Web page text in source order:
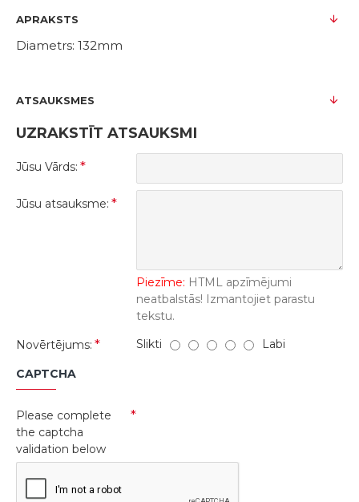
APRAKSTS
Diametrs: 132mm
ATSAUKSMES
UZRAKSTĪT ATSAUKSMI
Jūsu Vārds:
Jūsu atsauksme:
Piezīme: HTML apzīmējumi
neatbalstās! Izmantojiet parastu
tekstu.
Novērtējums:
Slikti Labi
CAPTCHA
Please complete
the captcha
validation below